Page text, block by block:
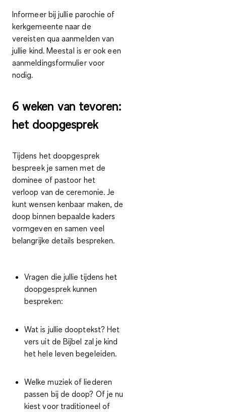
Informeer bij jullie parochie of
kerkgemeente naar de
vereisten qua aanmelden van
jullie kind. Meestal is er ook een
aanmeldingsformulier voor
nodig.
6 weken van tevoren:
het doopgesprek
Tijdens het doopgesprek
bespreek je samen met de
dominee of pastoor het
verloop van de ceremonie. Je
kunt wensen kenbaar maken, de
doop binnen bepaalde kaders
vormgeven en samen veel
belangrijke details bespreken.
Vragen die jullie tijdens het
doopgesprek kunnen
bespreken:
Wat is jullie dooptekst? Het
vers uit de Bijbel zal je kind
het hele leven begeleiden.
Welke muziek of liederen
passen bij de doop? Of je nu
kiest voor traditioneel of